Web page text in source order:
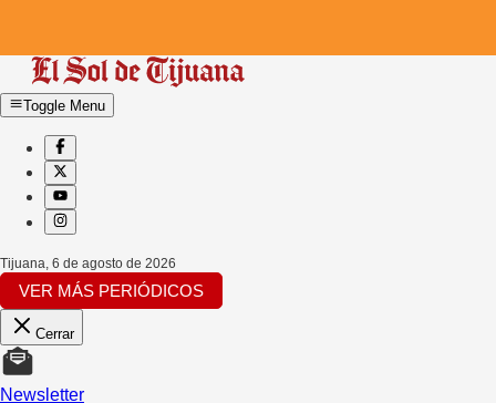
Toggle Menu
Tijuana 6 de agosto de 2026
VER MÁS PERIÓDICOS
Cerrar
Newsletter